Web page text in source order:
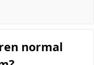
normal